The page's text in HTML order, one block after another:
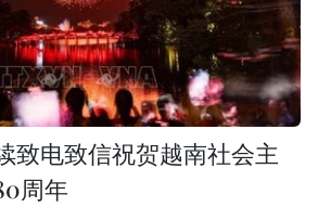
致电致信祝贺越南社会主
周年